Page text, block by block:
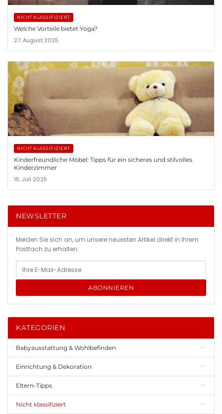
NICHT KLASSIFIZIERT
Welche Vorteile bietet Yoga?
27. August 2025
NICHT KLASSIFIZIERT
Kinderfreundliche Möbel: Tipps für ein sicheres und stilvolles
Kinderzimmer
15. Juli 2025
NEWSLETTER
Melden Sie sich an, um unsere neuesten Artikel direkt in Ihrem
Postfach zu erhalten.
ABONNIEREN
KATEGORIEN
Babyausstattung & Wohlbefinden
Einrichtung & Dekoration
Eltern-Tipps
Nicht klassifiziert